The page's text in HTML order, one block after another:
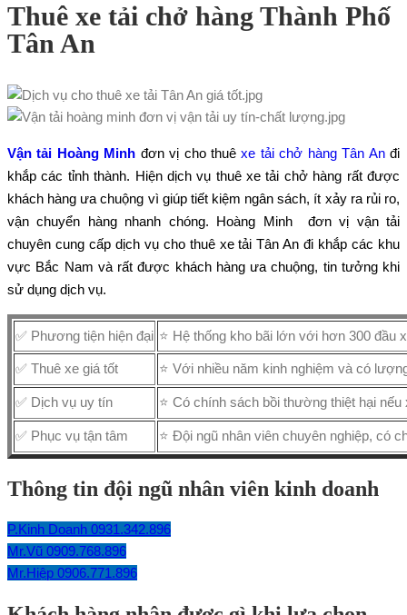
Thuê xe tải chở hàng Thành Phố
Tân An
Vận tải Hoàng Minh đơn vị cho thuêxe tải chở hàng Tân Anđi
khắp các tỉnh thành. Hiện dịch vụ thuê xe tải chở hàng rất được
khách hàng ưa chuộng vì giúp tiết kiệm ngân sách, ít xảy ra rủi ro,
vận chuyển hàng nhanh chóng. Hoàng Minh đơn vị vận tải
chuyên cung cấp dịch vụ cho thuê xe tải Tân An đi khắp các khu
vực Bắc Nam và rất được khách hàng ưa chuộng, tin tưởng khi
sử dụng dịch vụ.
✅ Phương tiện hiện đại ⭐ Hệ thống kho bãi lớn với hơn 300
✅ Thuê xe giá tốt ⭐ Với nhiều năm kinh nghiệm và có
✅ Dịch vụ uy tín ⭐ Có chính sách bồi thường thiệt hại
✅ Phục vụ tận tâm ⭐ Đội ngũ nhân viên chuyên nghiệp, có
Thông tin đội ngũ nhân viên kinh doanh
P.Kinh Doanh 0931.342.896
Mr.Vũ 0909.768.896
Mr.Hiệp 0906.771.896